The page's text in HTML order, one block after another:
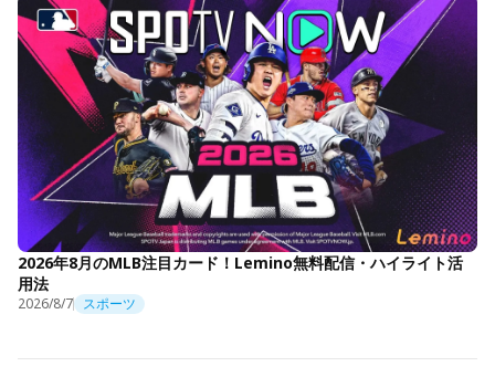
2026年8月のMLB注目カード！Lemino無料配信・ハイライト活
用法
2026/8/7 スポーツ